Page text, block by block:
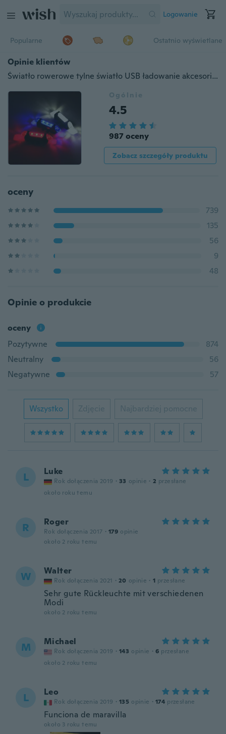
Logowanie
Popularne Ostatnio wyświetlane
Opinie klientów
Światło rowerowe tylne światło USB ładowanie akcesoria do sprzętu do jazdy na rowerze rower górski światło ostrzegawcze led światło tylne roweru;
Ogólnie
4.5
987 oceny
Zobacz szczegóły produktu
oceny
739
135
56
9
48
Opinie o produkcie
oceny
Pozytywne
874
Neutralny
56
Negatywne
57
Wszystko Zdjęcie Najbardziej pomocne
L Luke
Rok dołączenia 2019 · 33 opinie · 2 przesłane
około roku temu
R Roger
Rok dołączenia 2017 · 179 opinie
około 2 roku temu
W Walter
Rok dołączenia 2021 · 20 opinie · 1 przesłane
Sehr gute Rückleuchte mit verschiedenen
Modi
około 2 roku temu
M Michael
Rok dołączenia 2019 · 143 opinie · 6 przesłane
około 2 roku temu
L Leo
Rok dołączenia 2019 · 135 opinie · 174 przesłane
Funciona de maravilla
około 3 roku temu